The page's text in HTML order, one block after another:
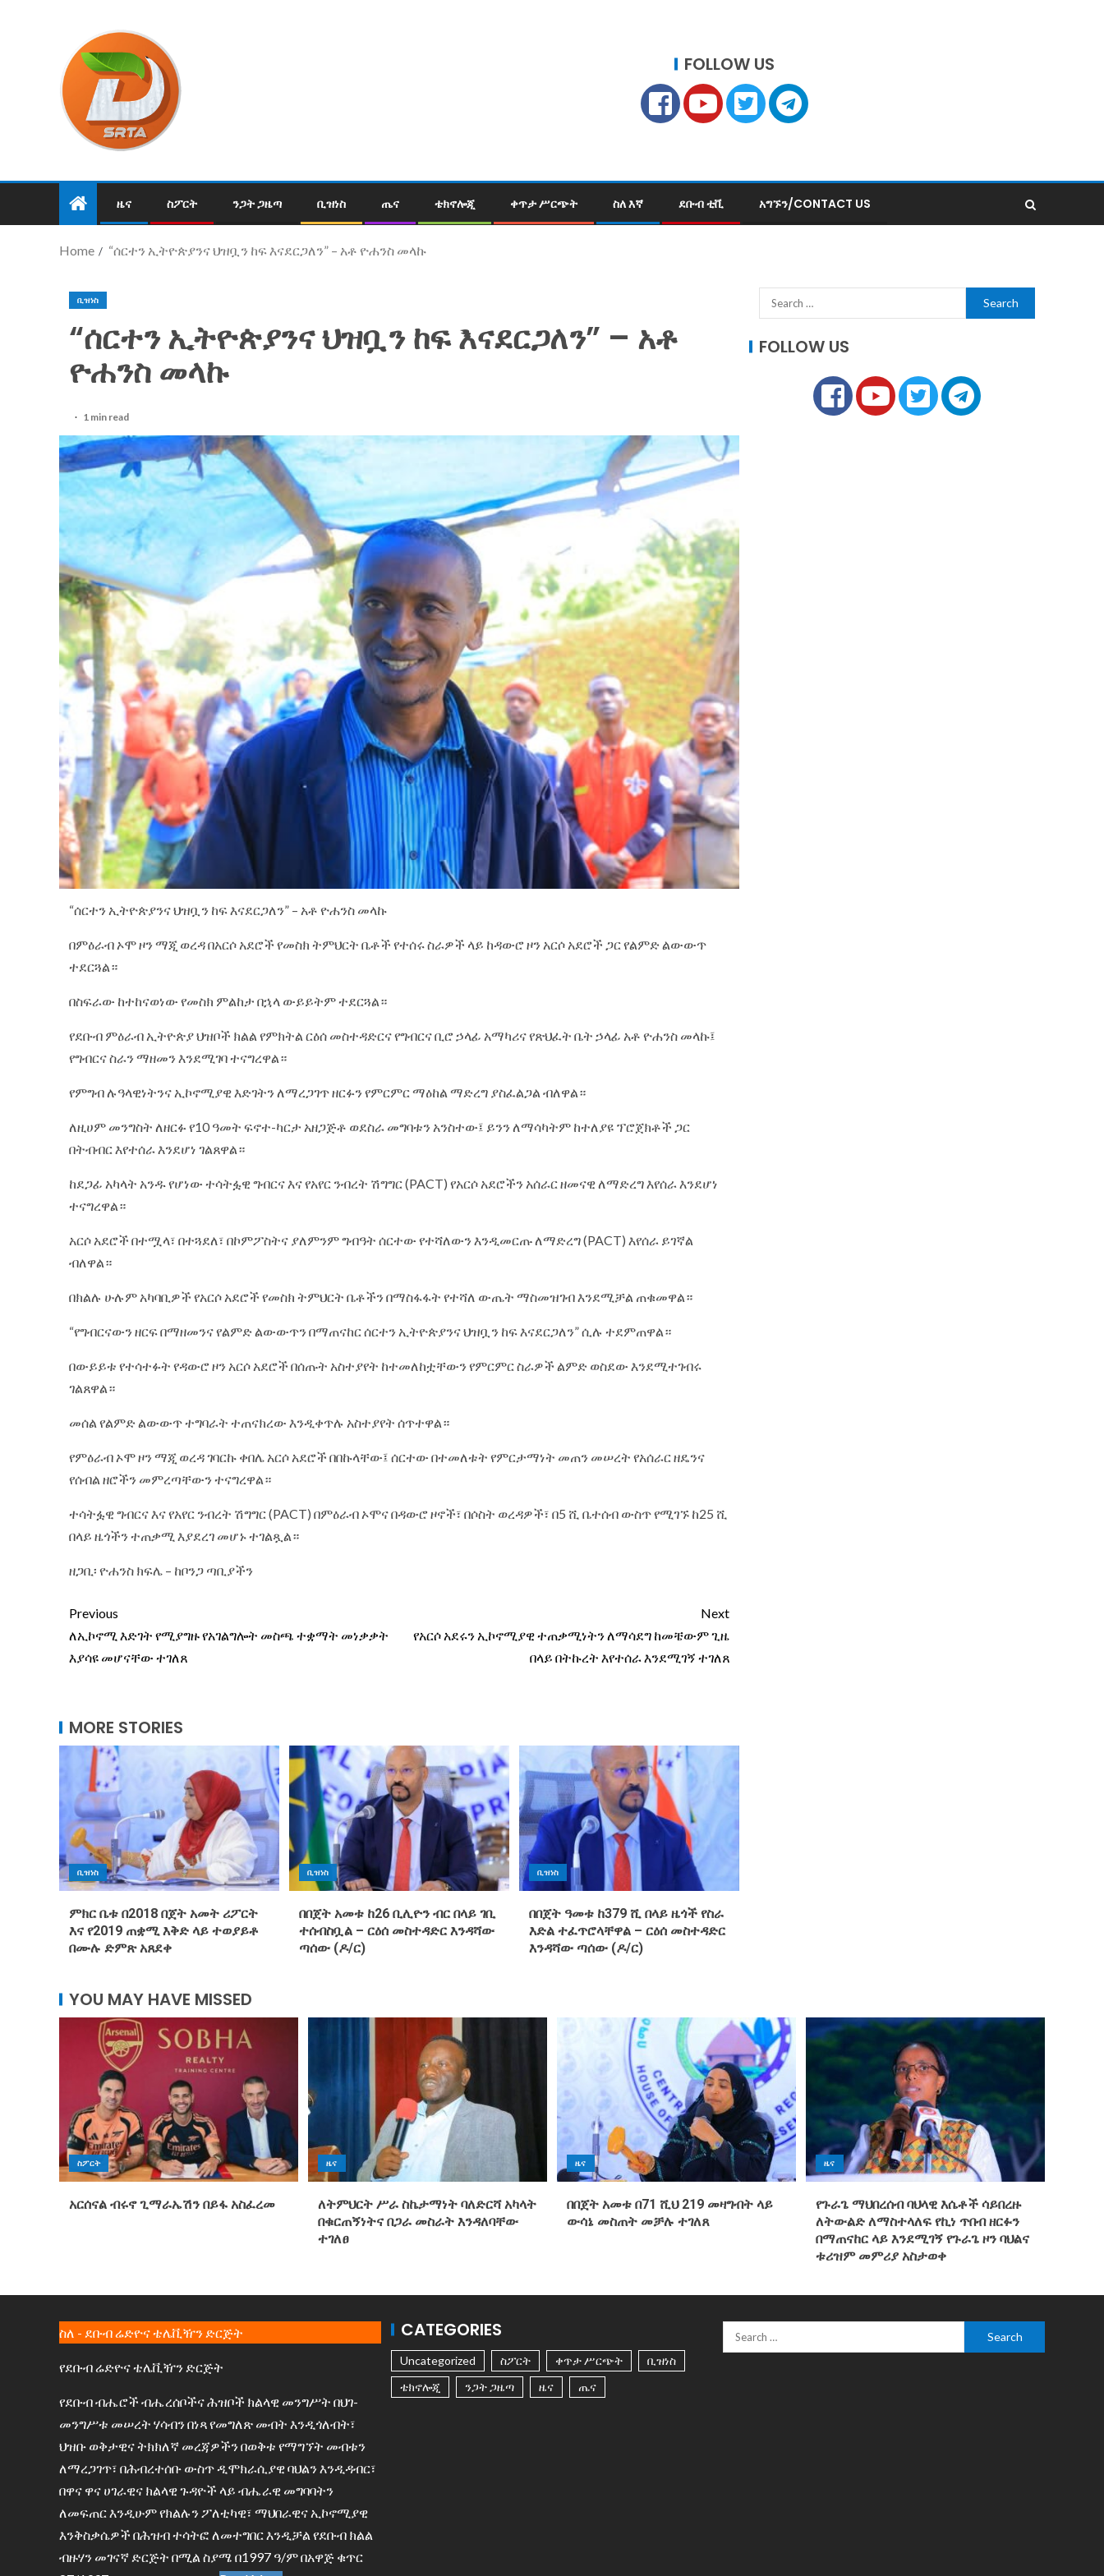
FOLLOW US
ዜና ስፖርት ንጋት ጋዜጣ ቢዝነስ ጤና ቴክኖሎጂ ቀጥታ ሥርጭት ስለ እኛ ደቡብ ቲቪ አግኙን/CONTACT US
Home “ሰርተን ኢትዮጵያንና ህዝቧን ከፍ እናደርጋለን” – አቶ ዮሐንስ መላኩ
ቢዝነስ
“ሰርተን ኢትዮጵያንና ህዝቧን ከፍ እናደርጋለን” – አቶ
ዮሐንስ መላኩ
1 min read
“ሰርተን ኢትዮጵያንና ህዝቧን ከፍ እናደርጋለን” – አቶ ዮሐንስ መላኩ
በምዕራብ ኦሞ ዞን ማጂ ወረዳ በአርሶ አደሮች የመስክ ትምህርት ቤቶች የተሰሩ ስራዎች ላይ ከዳውሮ ዞን አርሶ አደሮች ጋር የልምድ ልውውጥ
ተደርጓል።
በስፍራው ከተከናወነው የመስክ ምልከታ በኋላ ውይይትም ተደርጓል።
የደቡብ ምዕራብ ኢትዮጵያ ህዝቦች ክልል የምክትል ርዕሰ መስተዳድርና የግብርና ቢሮ ኃላፊ አማካሪና የጽህፈት ቤት ኃላፊ አቶ ዮሐንስ መላኩ፤
የግብርና ስራን ማዘመን እንደሚገባ ተናግረዋል።
የምግብ ሉዓላዊነትንና ኢኮኖሚያዊ እድገትን ለማረጋገጥ ዘርፉን የምርምር ማዕከል ማድረግ ያስፈልጋል ብለዋል።
ለዚሀም መንግስት ለዘርፉ የ10 ዓመት ፍኖተ-ካርታ አዘጋጅቶ ወደስራ መግባቱን አንስተው፤ ይንን ለማሳካትም ከተለያዩ ፕሮጀክቶች ጋር
በትብብር እየተሰራ እንደሆነ ገልጸዋል።
ከደጋፊ አካላት አንዱ የሆነው ተሳትፏዊ ግብርና እና የአየር ንብረት ሽግግር (PACT) የአርሶ አደሮችን አሰራር ዘመናዊ ለማድረግ እየሰራ እንደሆነ
ተናግረዋል።
አርሶ አደሮች በተሟላ፣ በተጓደለ፣ በኮምፖስትና ያለምንም ግብዓት ሰርተው የተሻለውን እንዲመርጡ ለማድረግ (PACT) እየሰራ ይገኛል
ብለዋል።
በክልሉ ሁሉም አካባቢዎች የአርሶ አደሮች የመስክ ትምህርት ቤቶችን በማስፋፋት የተሻለ ውጤት ማስመዝገብ እንደሚቻል ጠቁመዋል።
“የግብርናውን ዘርፍ በማዘመንና የልምድ ልውውጥን በማጠናከር ሰርተን ኢትዮጵያንና ህዝቧን ከፍ እናደርጋለን” ሲሉ ተደምጠዋል።
በውይይቱ የተሳተፉት የዳውሮ ዞን አርሶ አደሮች በሰጡት አስተያየት ከተመለከቷቸውን የምርምር ስራዎች ልምድ ወስደው እንደሚተገብሩ
ገልጸዋል።
መሰል የልምድ ልውውጥ ተግባራት ተጠናክረው እንዲቀጥሉ አስተያየት ሰጥተዋል።
የምዕራብ ኦሞ ዞን ማጂ ወረዳ ገባርኩ ቀበሌ አርሶ አደሮች በበኩላቸው፤ ሰርተው በተመለቱት የምርታማነት መጠን መሠረት የአሰራር ዘዴንና
የሰብል ዘሮችን መምረጣቸውን ተናግረዋል።
ተሳትፏዊ ግብርና እና የአየር ንብረት ሽግግር (PACT) በምዕራብ ኦሞና በዳውሮ ዞኖች፣ በሶስት ወረዳዎች፣ በ5 ሺ ቤተሰብ ውስጥ የሚገኙ ከ25 ሺ
በላይ ዜጎችን ተጠቃሚ እያደረገ መሆኑ ተገልጿል።
ዘጋቢ፡ ዮሐንስ ክፍሌ – ከቦንጋ ጣቢያችን
Previous
ለኢኮኖሚ እድገት የሚያግዙ የአገልግሎት መስጫ ተቋማት መነቃቃት
እያሳዩ መሆናቸው ተገለጸ
Next
የአርሶ አደሩን ኢኮኖሚያዊ ተጠቃሚነትን ለማሳደግ ከመቼውም ጊዜ
በላይ በትኩረት እየተሰራ እንደሚገኝ ተገለጸ
MORE STORIES
ቢዝነስ
ምክር ቤቱ በ2018 በጀት አመት ሪፖርት
እና የ2019 ጠቋሚ እቅድ ላይ ተወያይቶ
በሙሉ ድምጽ አጸደቀ
ቢዝነስ
በበጀት አመቱ ከ26 ቢሊዮን ብር በላይ ገቢ
ተሰብስቧል – ርዕሰ መስተዳድር እንዳሻው
ጣሰው (ዶ/ር)
ቢዝነስ
በበጀት ዓመቱ ከ379 ሺ በላይ ዜጎች የስራ
እድል ተፈጥሮላቸዋል – ርዕሰ መስተዳድር
እንዳሻው ጣሰው (ዶ/ር)
FOLLOW US
YOU MAY HAVE MISSED
ስፖርት
አርሰናል ብሩኖ ጊማራኤሽን በይፋ አስፈረመ
ዜና
ለትምህርት ሥራ ስኬታማነት ባለድርሻ አካላት
በቁርጠኝነትና በጋራ መስራት እንዳለባቸው
ተገለፀ
ዜና
በበጀት አመቱ በ71 ሺህ 219 መዛግብት ላይ
ውሳኔ መስጠት መቻሉ ተገለጸ
ዜና
የጉራጌ ማህበረሰብ ባህላዊ እሴቶች ሳይበረዙ
ለትውልድ ለማስተላለፍ የኪነ ጥበብ ዘርፉን
በማጠናከር ላይ እንደሚገኝ የጉራጌ ዞን ባህልና
ቱሪዝም መምሪያ አስታወቀ
ስለ - ደቡብ ሬድዮና ቴሌቪዥን ድርጅት
የደቡብ ሬድዮና ቴሌቪዥን ድርጅት
የደቡብ ብሔሮች ብሔረሰቦችና ሕዝቦች ክልላዊ መንግሥት በህገ-
መንግሥቱ መሠረት ሃሳብን በነጻ የመግለጽ መብት እንዲጎለብት፣
ህዝቡ ወቅታዊና ትክክለኛ መረጃዎችን በወቅቱ የማግኘት መብቱን
ለማረጋገጥ፣ በሕብረተሰቡ ውስጥ ዲሞክራሲያዊ ባህልን እንዲዳብር፣
በዋና ዋና ሀገራዊና ክልላዊ ጉዳዮች ላይ ብሔራዊ መግባባትን
ለመፍጠር እንዲሁም የክልሉን ፖለቲካዊ፣ ማህበራዊና ኢኮኖሚያዊ
እንቅስቃሴዎች በሕዝብ ተሳትፎ ለመተግበር እንዲቻል የደቡብ ክልል
ብዙሃን መገናኛ ድርጅት በሚል ስያሜ በ1997 ዓ/ም በአዋጅ ቁጥር
CATEGORIES
Uncategorized ስፖርት ቀጥታ ሥርጭት
ቢዝነስ
ቴክኖሎጂ
ንጋት ጋዜጣ ዜና ጤና